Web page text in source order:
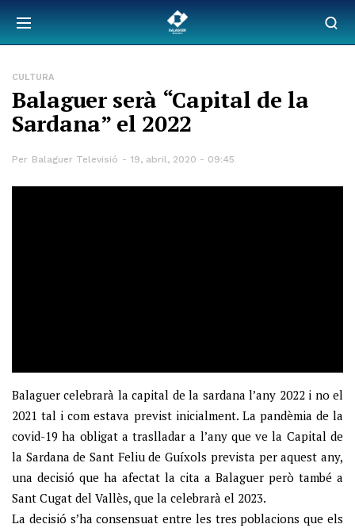
CULTURA
Balaguer serà “Capital de la
Sardana” el 2022
Per Balaguer Televisió 19, abril, 2020 - 09:45
Balaguer celebrarà la capital de la sardana l’any 2022 i no el
2021 tal i com estava previst inicialment. La pandèmia de la
covid-19 ha obligat a traslladar a l’any que ve la Capital de
la Sardana de Sant Feliu de Guíxols prevista per aquest any,
una decisió que ha afectat la cita a Balaguer però també a
Sant Cugat del Vallès, que la celebrarà el 2023.
La decisió s’ha consensuat entre les tres poblacions que els